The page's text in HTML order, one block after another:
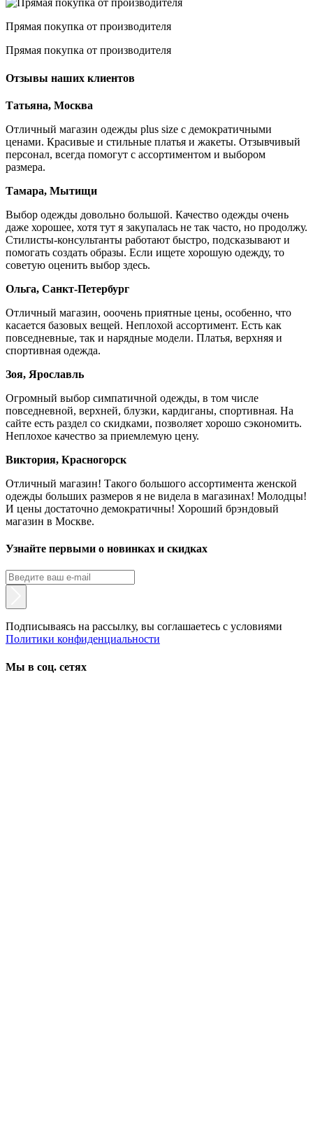
Прямая покупка от производителя
Прямая покупка от производителя
Отзывы наших клиентов
Татьяна, Москва
Отличный магазин одежды plus size с демократичными
ценами. Красивые и стильные платья и жакеты. Отзывчивый
персонал, всегда помогут с ассортиментом и выбором
размера.
Тамара, Мытищи
Выбор одежды довольно большой. Качество одежды очень
даже хорошее, хотя тут я закупалась не так часто, но продолжу.
Стилисты-консультанты работают быстро, подсказывают и
помогать создать образы. Если ищете хорошую одежду, то
советую оценить выбор здесь.
Ольга, Санкт-Петербург
Отличный магазин, ооочень приятные цены, особенно, что
касается базовых вещей. Неплохой ассортимент. Есть как
повседневные, так и нарядные модели. Платья, верхняя и
спортивная одежда.
Зоя, Ярославль
Огромный выбор симпатичной одежды, в том числе
повседневной, верхней, блузки, кардиганы, спортивная. На
сайте есть раздел со скидками, позволяет хорошо сэкономить.
Неплохое качество за приемлемую цену.
Виктория, Красногорск
Отличный магазин! Такого большого ассортимента женской
одежды больших размеров я не видела в магазинах! Молодцы!
И цены достаточно демократичны! Хороший брэндовый
магазин в Москве.
Узнайте первыми о новинках и скидках
Подписываясь на рассылку, вы соглашаетесь с условиями
Политики конфиденциальности
Мы в соц. сетях